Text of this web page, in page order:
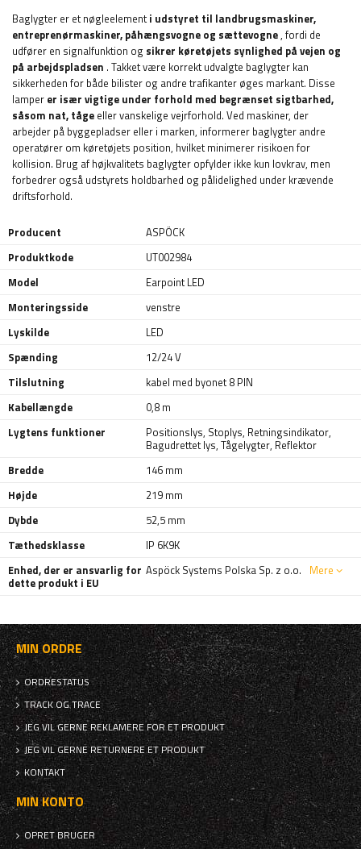
Baglygter er et nøgleelementi udstyret til landbrugsmaskiner,
entreprenørmaskiner, påhængsvogne og sættevogne, fordi de
udfører en signalfunktion og sikrer køretøjets synlighed på vejen og
på arbejdspladsen . Takket være korrekt udvalgte baglygter kan
sikkerheden for både bilister og andre trafikanter øges markant. Disse
lamper er især vigtige under forhold med begrænset sigtbarhed,
såsom nat, tåge eller vanskelige vejrforhold. Ved maskiner, der
arbejder på byggepladser eller i marken, informerer baglygter andre
operatører om køretøjets position, hvilket minimerer risikoen for
kollision. Brug af højkvalitets baglygter opfylder ikke kun lovkrav, men
forbedrer også udstyrets holdbarhed og pålidelighed under krævende
driftsforhold.
Producent
ASPÖCK
Produktkode
UT002984
Model
Earpoint LED
Monteringsside
venstre
Lyskilde
LED
Spænding
12/24 V
Tilslutning
kabel med byonet 8 PIN
Kabellængde
0,8 m
Lygtens funktioner
Positionslys, Stoplys, Retningsindikator,
Bagudrettet lys,Tågelygter, Reflektor
Bredde
146 mm
Højde
219 mm
Dybde
52,5 mm
Tæthedsklasse
IP 6K9K
Enhed, der er ansvarlig for
dette produkt i EU
Aspöck Systems Polska Sp. z o.o. Mere
MIN ORDRE
ORDRESTATUS
TRACK OG TRACE
JEG VIL GERNE REKLAMERE FOR ET PRODUKT
JEG VIL GERNE RETURNERE ET PRODUKT
KONTAKT
MIN KONTO
OPRET BRUGER